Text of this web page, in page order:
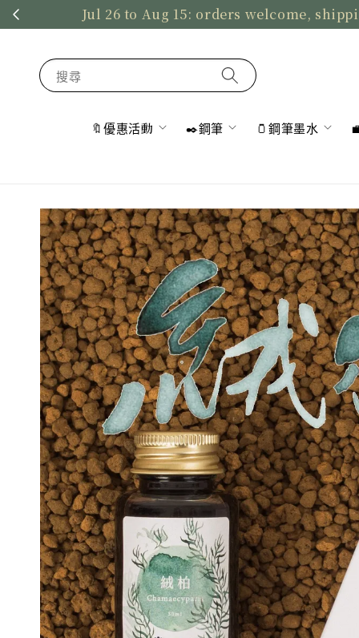
Jul 26 to Aug 15: orders welcome,
搜尋
🔖優惠活動 ✒️鋼筆 🫙鋼筆墨水